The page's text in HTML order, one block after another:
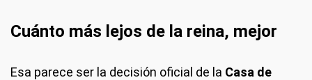
Cuánto más lejos de la reina, mejor
Esa parece ser la decisión oficial de la Casa de